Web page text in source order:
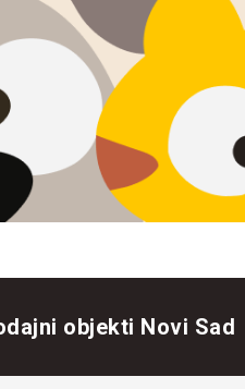
objekti Novi Sad